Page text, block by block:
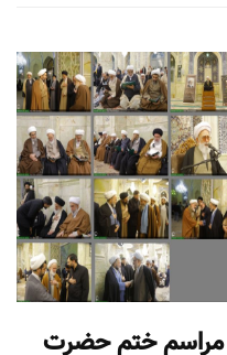
مراسم ختم حضرت